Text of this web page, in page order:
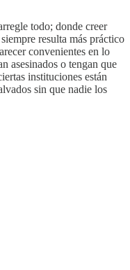
todo; donde creer
resulta más práctico
convenientes en lo
asesinados o tengan que
instituciones están
sin que nadie los